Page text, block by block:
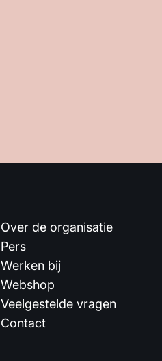
Over de organisatie
Pers
Werken bij
Webshop
Veelgestelde vragen
Contact